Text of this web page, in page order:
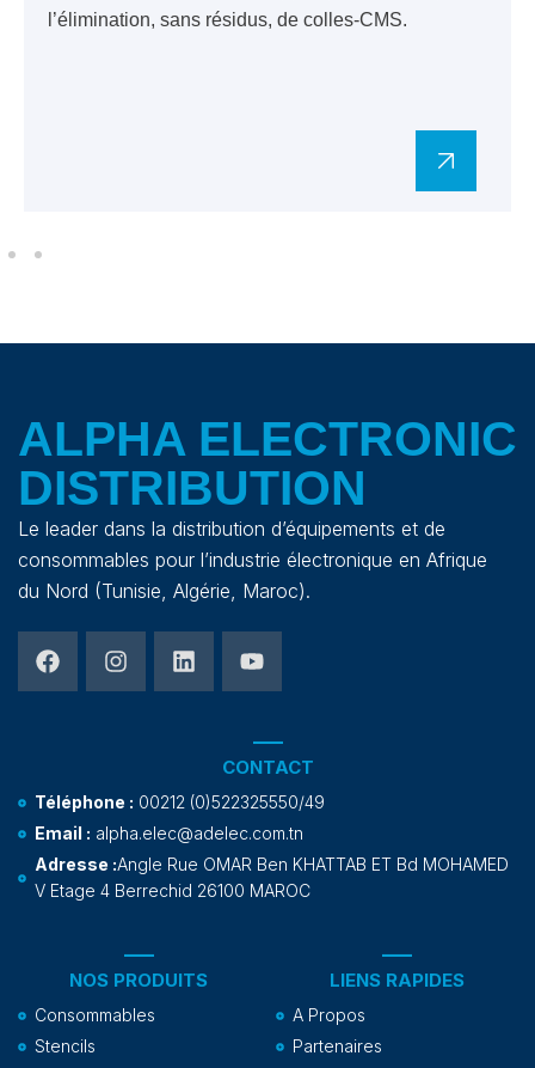
l’élimination, sans résidus, de colles-CMS.
ALPHA ELECTRONIC
DISTRIBUTION
Le leader dans la distribution d’équipements et de
consommables pour l’industrie électronique en Afrique
du Nord (Tunisie, Algérie, Maroc).
NOS PRODUITS
Consommables
Stencils
LIENS RAPIDES
A Propos
Partenaires
CONTACT
Téléphone : 00212 (0)522325550/49
Email : alpha.elec@adelec.com.tn
Adresse :Angle Rue OMAR Ben KHATTAB ET Bd MOHAMED
V Etage 4 Berrechid 26100 MAROC